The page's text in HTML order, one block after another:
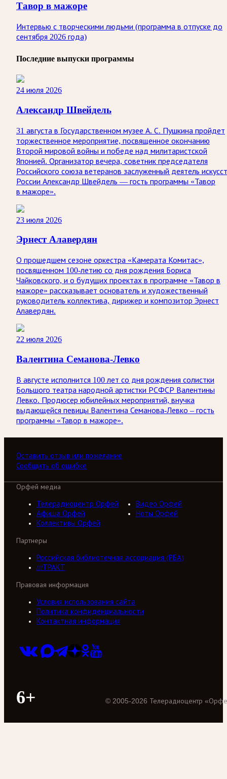
Тавор в мажоре
Интервью с творческими людьми (программа в отпуске до
сентября 2026 года)
Последние выпуски программы
24 июля 2026
Александр Швейдель
31 августа в Государственном музее А. С. Пушкина пройдет
торжественное мероприятие, посвященное окончанию
Второй мировой войны и победе над милитаристской
Японией. Организатор вечера, советник председателя
Российского союза ветеранов заслуженный деятель
России Александр Швейдель — гость программы «Тавор
в мажоре».
23 июля 2026
Эрнест Алавердян
О прошедшем сезоне оркестра «Камерата Комитас»,
посвященном 100-летию со дня рождения Бориса
Чайковского, и о будущих проектах в программе «Тавор в
мажоре» рассказывает основатель и художественный
руководитель коллектива, дирижер и композитор Эрнест
Алавердян.
22 июля 2026
Валентина Семанова-Левко
В августе исполнится 100 лет со дня рождения солистки
Большого театра народной артистки РСФСР Валентины
Левко. Продюсер юбилейных мероприятий, внучка
выдающейся певицы Валентина Семанова-Левко – гость
программы «Тавор в мажоре».
Оставить отзыв или пожелание
Сообщить об ошибке
Орфей медиа
Телерадиоцентр Орфей
Видео Орфей
Афиша Орфей
Ноты Орфей
Коллективы Орфей
Партнеры
Российская библиотечная ассоциация (РБА)
///ТРАКТ
Правовая информация
Условия использования сайта
Политика конфиденциальности
Контактная информация
6+ © 2005-2026 Телерадиоцентр